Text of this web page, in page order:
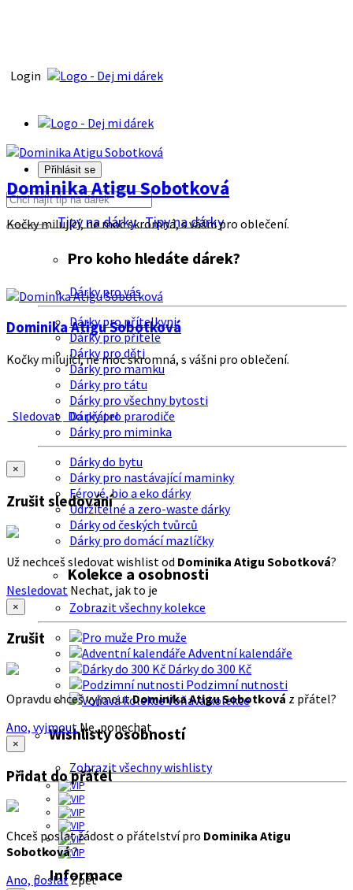
Login
Přihlásit se
Tipy na dárkyTipy na dárky
Pro koho hledáte dárek?
Dárky pro vás
Dárky pro přítelkyni
Dárky pro přítele
Dárky pro děti
Dárky pro mamku
Dárky pro tátu
Dárky pro všechny bytosti
Dárky pro prarodiče
Dárky pro miminka
Dárky do bytu
Dárky pro nastávající maminky
Férové, bio a eko dárky
Udržitelné a zero-waste dárky
Dárky od českých tvůrců
Dárky pro domácí mazlíčky
Kolekce a osobnosti
Zobrazit všechny kolekce
Pro muže
Adventní kalendáře
Dárky do 300 Kč
Podzimní nutnosti
Voňavá kolekce
Wishlisty osobností
Zobrazit všechny wishlisty
Informace
Dominika Atigu Sobotková
Kočky milující, ne moc skromná, s vášni pro oblečení.
Dominika Atigu Sobotková
Kočky milující, ne moc skromná, s vášni pro oblečení.
Sledovat Do přátel
×
Zrušit sledování
Už nechceš sledovat wishlist od Dominika Atigu Sobotková?
Nesledovat Nechat, jak to je
×
Zrušit
Opravdu chceš vyjmoutDominika Atigu Sobotková z přátel?
Ano, vyjmout Ne, ponechat
×
Přidat do přátel
Chceš poslat žádost o přátelství pro Dominika Atigu
Sobotková?
Ano, poslatZpět